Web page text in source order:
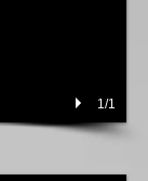
1/1